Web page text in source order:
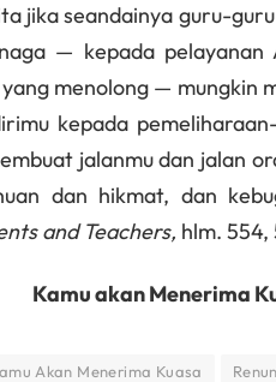
jika seandainya guru-
— kepada pelayanan
menolong — mungkin
kepada
jalanmu dan jalan
dan hikmat, dan
and Teachers, hlm. 554,
Kamu akan Menerima
Akan Menerima Kuasa